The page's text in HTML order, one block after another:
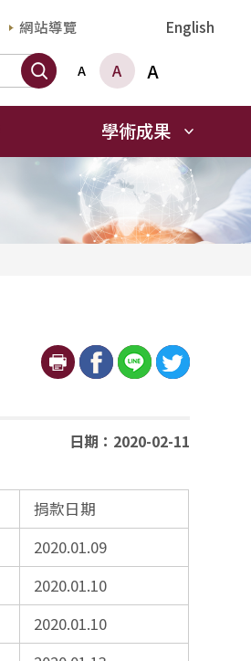
網站導覽 English
搜尋A A A
學術成果
日期：2020-02-11
捐款日期
2020.01.09
2020.01.10
2020.01.10